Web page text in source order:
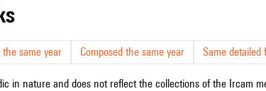
the same year Composed the same year Same detailed
in nature and does not reflect the collections of the Ircam